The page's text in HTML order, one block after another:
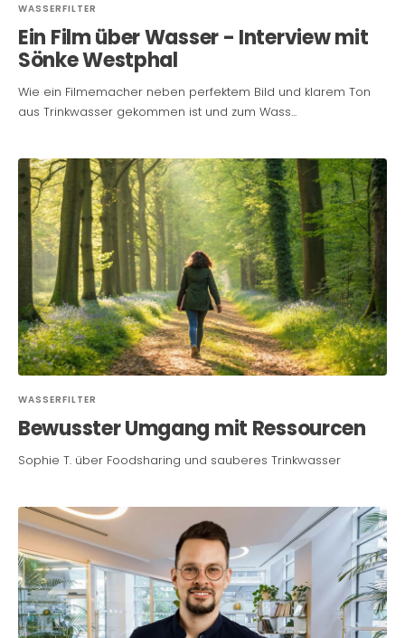
WASSERFILTER
Ein Film über Wasser - Interview mit
Sönke Westphal
Wie ein Filmemacher neben perfektem Bild und klarem Ton
aus Trinkwasser gekommen ist und zum Wass...
WASSERFILTER
Bewusster Umgang mit Ressourcen
Sophie T. über Foodsharing und sauberes Trinkwasser